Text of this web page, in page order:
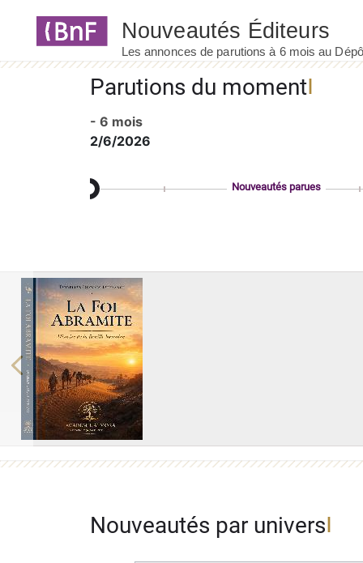
Parutions du moment
- 6 mois
2/6/2026
Nouveautés parues
Previous
Nouveautés par univers